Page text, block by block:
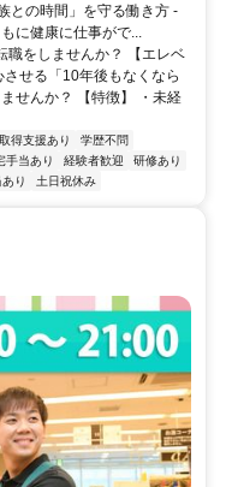
との時間」を守る働き方 -
に健康に仕事がで...
職をしませんか？ 【エレベ
せる「10年後もなくなら
せんか？ 【特徴】 ・未経
得支援あり
学歴不問
手当あり 経験者歓迎
研修あり
り 土日祝休み